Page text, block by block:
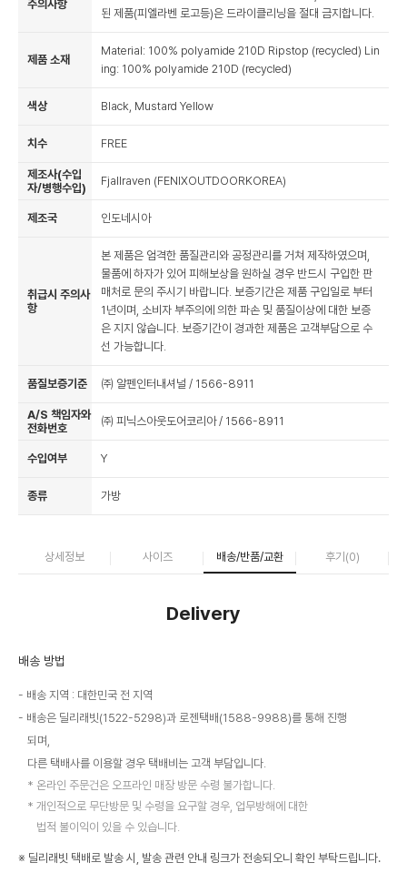
주의사항
된 제품(피엘라벤 로고등)은 드라이클리닝을 절대 금지합니다.
제품 소재
Material: 100% polyamide 210D Ripstop (recycled) Lin
ing: 100% polyamide 210D (recycled)
색상 Black, Mustard Yellow
치수 FREE
제조사(수입
자/병행수입)
Fjallraven (FENIXOUTDOORKOREA)
제조국 인도네시아
취급시 주의사
항
본 제품은 엄격한 품질관리와 공정관리를 거쳐 제작하였으며,
물품에 하자가 있어 피해보상을 원하실 경우 반드시 구입한 판
매처로 문의 주시기 바랍니다. 보증기간은 제품 구입일로 부터
1년이며, 소비자 부주의에 의한 파손 및 품질이상에 대한 보증
은 지지 않습니다. 보증기간이 경과한 제품은 고객부담으로 수
선 가능합니다.
품질보증기준 ㈜ 알펜인터내셔널 / 1566-8911
A/S 책임자와
전화번호
㈜ 피닉스아웃도어코리아 / 1566-8911
수입여부 Y
종류 가방
상세정보 사이즈 배송/반품/교환 후기(0)
Delivery
배송 방법
배송 지역 : 대한민국 전 지역
배송은 딜리래빗(1522-5298)과 로젠택배(1588-9988)를 통해 진행
되며,
다른 택배사를 이용할 경우 택배비는 고객 부담입니다.
온라인 주문건은 오프라인 매장 방문 수령 불가합니다.
개인적으로 무단방문 및 수령을 요구할 경우, 업무방해에 대한
법적 불이익이 있을 수 있습니다.
※ 딜리래빗 택배로 발송 시, 발송 관련 안내 링크가 전송되오니 확인 부탁드립니다.